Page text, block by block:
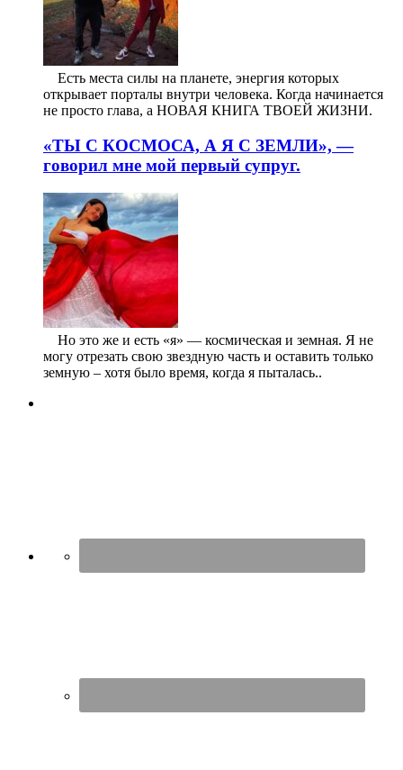
⠀ Есть места силы на планете, энергия которых
открывает порталы внутри человека. Когда начинается
не просто глава, а НОВАЯ КНИГА ТВОЕЙ ЖИЗНИ.
«ТЫ С КОСМОСА, А Я С ЗЕМЛИ», —
говорил мне мой первый супруг.
⠀ Но это же и есть «я» — космическая и земная. Я не
могу отрезать свою звездную часть и оставить только
земную – хотя было время, когда я пыталась..